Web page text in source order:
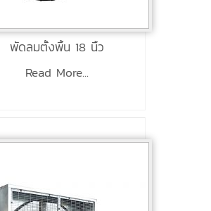
พัดลมตั้งพื้น 18 นิ้ว
Read More...